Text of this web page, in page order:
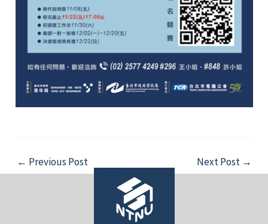
Post
navigation
← Previous Post Next Post →